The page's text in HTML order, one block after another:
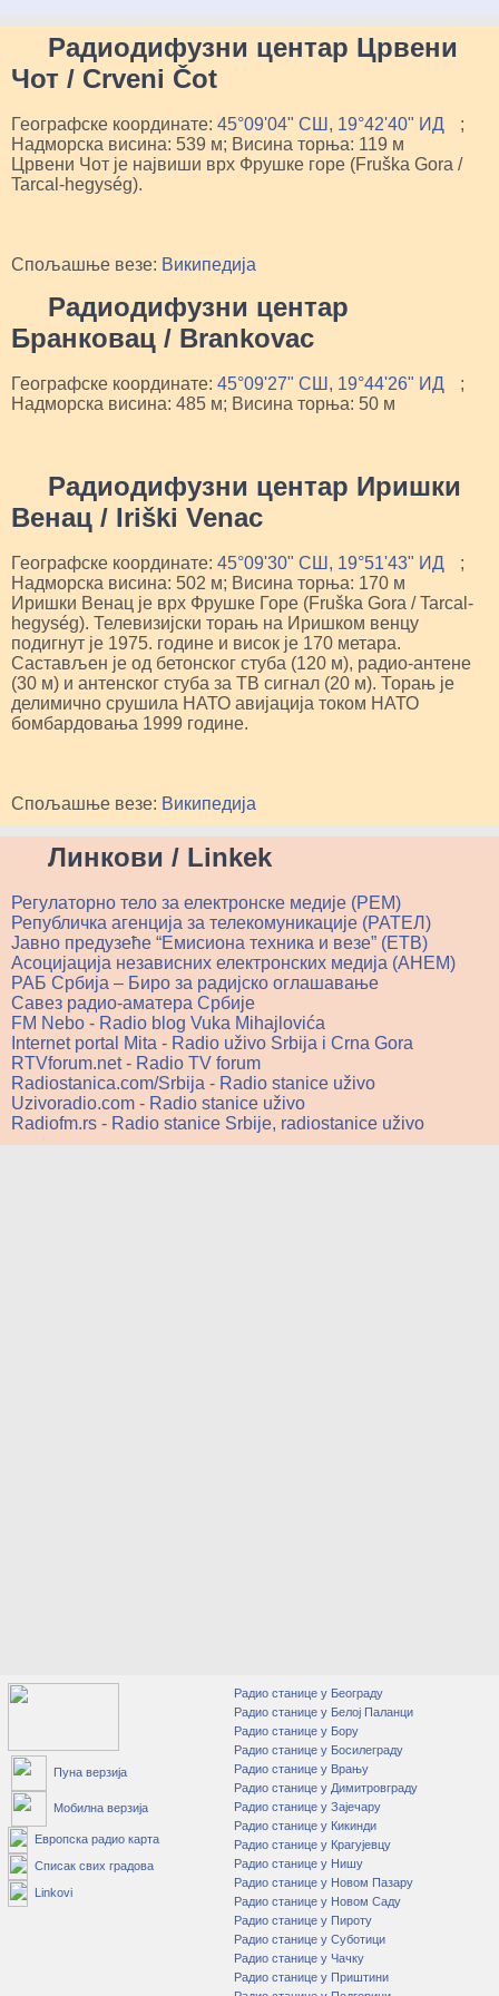
Радиодифузни центар Црвени
Чот / Crveni Čot
Географске координате: 45°09'04" СШ, 19°42'40" ИД
;
Надморска висина: 539 м; Висина торња: 119 м
Црвени Чот је највиши врх Фрушке горе (Fruška Gora /
Tarcal-hegység).
Спољашње везе: Википедија
Радиодифузни центар
Бранковац / Brankovac
Географске координате: 45°09'27" СШ, 19°44'26" ИД
;
Надморска висина: 485 м; Висина торња: 50 м
Радиодифузни центар Иришки
Венац / Iriški Venac
Географске координате: 45°09'30" СШ, 19°51'43" ИД
;
Надморска висина: 502 м; Висина торња: 170 м
Иришки Венац је врх Фрушке Горе (Fruška Gora / Tarcal-
hegység). Телевизијски торањ на Иришком венцу
подигнут је 1975. године и висок је 170 метара.
Састављен је од бетонског стуба (120 м), радио-антене
(30 м) и антенског стуба за ТВ сигнал (20 м). Торањ је
делимично срушила НАТО авијација током НАТО
бомбардовања 1999 године.
Спољашње везе: Википедија
Линкови / Linkek
Регулаторно тело за електронске медије (РЕМ)
Републичка агенција за телекомуникације (РАТЕЛ)
Јавно предузеће “Емисиона техника и везе” (ЕТВ)
Асоцијација независних електронских медија (АНЕМ)
РАБ Србија – Биро за радијско оглашавање
Савез радио-аматера Србије
FM Nebo - Radio blog Vuka Mihajlovića
Internet portal Mita - Radio uživo Srbija i Crna Gora
RTVforum.net - Radio TV forum
Radiostanica.com/Srbija - Radio stanice uživo
Uzivoradio.com - Radio stanice uživo
Radiofm.rs - Radio stanice Srbije, radiostanice uživo
Пуна верзија
Мобилна верзија
Европска радио карта
Списак свих градова
Linkovi
Радио станице у Београду
Радио станице у Белој Паланци
Радио станице у Бору
Радио станице у Босилеграду
Радио станице у Врању
Радио станице у Димитровграду
Радио станице у Зајечару
Радио станице у Кикинди
Радио станице у Крагујевцу
Радио станице у Нишу
Радио станице у Новом Пазару
Радио станице у Новом Саду
Радио станице у Пироту
Радио станице у Суботици
Радио станице у Чачку
Радио станице у Приштини